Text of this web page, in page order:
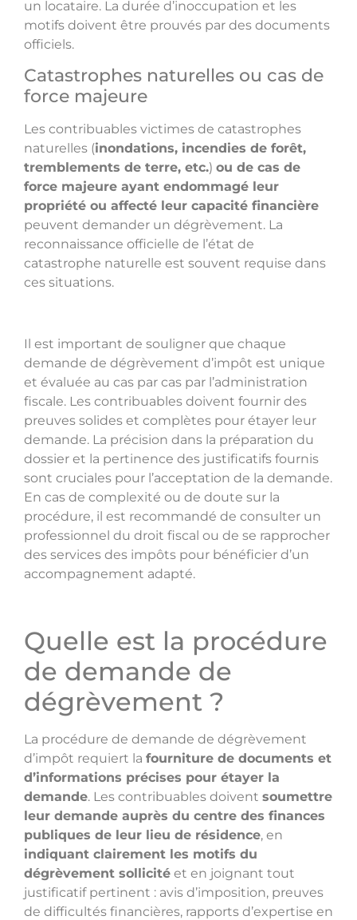
un locataire. La durée d’inoccupation et les
motifs doivent être prouvés par des documents
officiels.
Catastrophes naturelles ou cas de
force majeure
Les contribuables victimes de catastrophes
naturelles (inondations, incendies de forêt,
tremblements de terre, etc.) ou de cas de
force majeure ayant endommagé leur
propriété ou affecté leur capacité financière
peuvent demander un dégrèvement. La
reconnaissance officielle de l’état de
catastrophe naturelle est souvent requise dans
ces situations.
Il est important de souligner que chaque
demande de dégrèvement d’impôt est unique
et évaluée au cas par cas par l’administration
fiscale. Les contribuables doivent fournir des
preuves solides et complètes pour étayer leur
demande. La précision dans la préparation du
dossier et la pertinence des justificatifs fournis
sont cruciales pour l’acceptation de la demande.
En cas de complexité ou de doute sur la
procédure, il est recommandé de consulter un
professionnel du droit fiscal ou de se rapprocher
des services des impôts pour bénéficier d’un
accompagnement adapté.
Quelle est la procédure
de demande de
dégrèvement ?
La procédure de demande de dégrèvement
d’impôt requiert la fourniture de documents et
d’informations précises pour étayer la
demande. Les contribuables doivent soumettre
leur demande auprès du centre des finances
publiques de leur lieu de résidence, en
indiquant clairement les motifs du
dégrèvement sollicité et en joignant tout
justificatif pertinent : avis d’imposition, preuves
de difficultés financières, rapports d’expertise en